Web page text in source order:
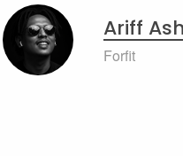
Ariff
Forfit